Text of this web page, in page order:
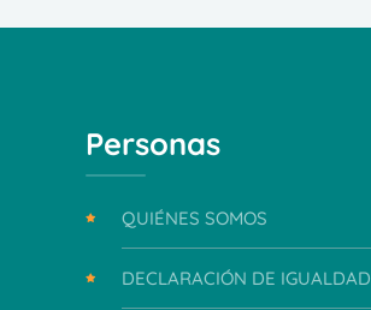
Personas
QUIÉNES SOMOS
DECLARACIÓN DE IGUALDAD